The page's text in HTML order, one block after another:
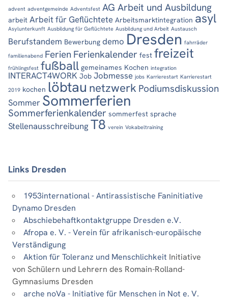
advent adventgemeinde Adventsfest AG Arbeit und Ausbildung
arbeit Arbeit für Geflüchtete Arbeitsmarktintegration asyl
Asylunterkunft Ausbildung für Geflüchtete Ausbildung und Arbeit Austausch
Berufstandem Bewerbung demo Dresden fahrräder
familienabend Ferien Ferienkalender fest freizeit
frühlingsfest fußball gemeinames Kochen integration
INTERACT4WORK Job Jobmesse jobs Karrierestart Karrierestart
2019 kochen löbtau netzwerk Podiumsdiskussion
Sommer Sommerferien
Sommerferienkalender sommerfest sprache
Stellenausschreibung T8 verein Vokabeltraining
Links Dresden
1953international - Antirassistische Faninitiative
Dynamo Dresden
Abschiebehaftkontaktgruppe Dresden e.V.
Afropa e. V. - Verein für afrikanisch-europäische
Verständigung
Aktion für Toleranz und Menschlichkeit Initiative
von Schülern und Lehrern des Romain-Rolland-
Gymnasiums Dresden
arche noVa - Initiative für Menschen in Not e. V.